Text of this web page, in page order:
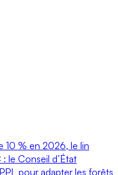
10 % en 2026, le lin
le Conseil d’État
pour adapter les forêts